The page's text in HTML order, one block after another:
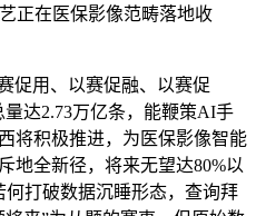
正在医保影像范畴落地收
用、以赛促融、以赛促
达2.73万亿条，能鞭策AI手
将积极推进，为医保影像智能
地全新径，将来无望达80%以
打破数据沉睡形态，查询拜